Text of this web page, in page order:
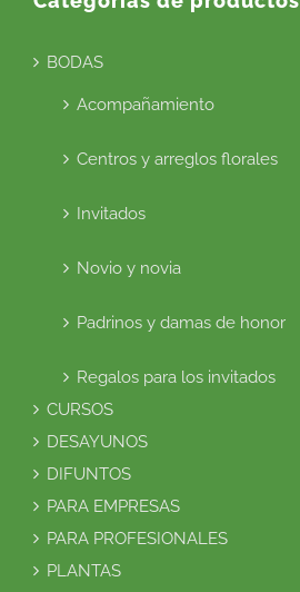
BODAS
Acompañamiento
Centros y arreglos florales
Invitados
Novio y novia
Padrinos y damas de honor
Regalos para los invitados
CURSOS
DESAYUNOS
DIFUNTOS
PARA EMPRESAS
PARA PROFESIONALES
PLANTAS